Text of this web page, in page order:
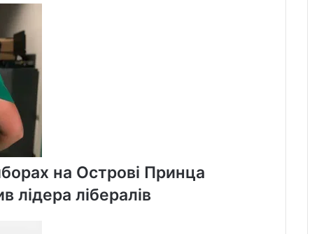
на Острові Принца
лідера лібералів